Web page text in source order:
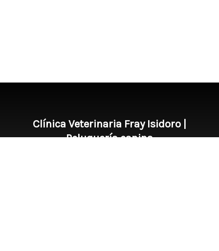
Clínica Veterinaria Fray Isidoro |
Peluquería canina